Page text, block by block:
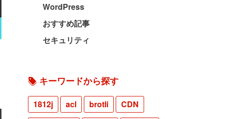
WordPress
おすすめ記事
セキュリティ
キーワードから探す
1812j acl brotli
CDN